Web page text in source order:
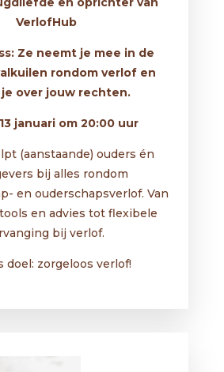
VerlofHub
Ze neemt je mee in de
rondom verlof en
over jouw rechten.
januari om 20:00 uur
(aanstaande) ouders én
bij alles rondom
en ouderschapsverlof. Van
en advies tot flexibele
bij verlof.
doel: zorgeloos verlof!